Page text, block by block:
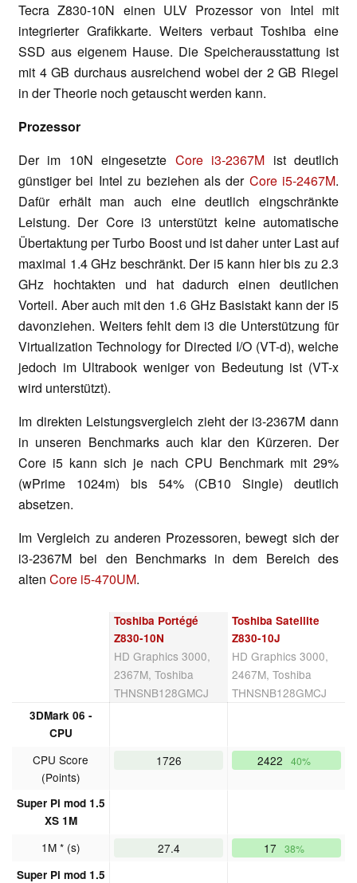
Tecra Z830-10N einen ULV Prozessor von Intel mit
integrierter Grafikkarte. Weiters verbaut Toshiba eine
SSD aus eigenem Hause. Die Speicherausstattung ist
mit 4 GB durchaus ausreichend wobei der 2 GB Riegel
in der Theorie noch getauscht werden kann.
Prozessor
Der im 10N eingesetzte Core i3-2367M ist deutlich
günstiger bei Intel zu beziehen als der Core i5-2467M.
Dafür erhält man auch eine deutlich eingschränkte
Leistung. Der Core i3 unterstützt keine automatische
Übertaktung per Turbo Boost und ist daher unter Last auf
maximal 1.4 GHz beschränkt. Der i5 kann hier bis zu 2.3
GHz hochtakten und hat dadurch einen deutlichen
Vorteil. Aber auch mit den 1.6 GHz Basistakt kann der i5
davonziehen. Weiters fehlt dem i3 die Unterstützung für
Virtualization Technology for Directed I/O (VT-d), welche
jedoch im Ultrabook weniger von Bedeutung ist (VT-x
wird unterstützt).
Im direkten Leistungsvergleich zieht der i3-2367M dann
in unseren Benchmarks auch klar den Kürzeren. Der
Core i5 kann sich je nach CPU Benchmark mit 29%
(wPrime 1024m) bis 54% (CB10 Single) deutlich
absetzen.
Im Vergleich zu anderen Prozessoren, bewegt sich der
i3-2367M bei den Benchmarks in dem Bereich des
alten Core i5-470UM.
Toshiba Portégé
Z830-10N
HD Graphics 3000,
2367M, Toshiba
THNSNB128GMCJ
Toshiba Satellite
Z830-10J
HD Graphics 3000,
2467M, Toshiba
THNSNB128GMCJ
3DMark 06 -
CPU
CPU Score
(Points)
1726 2422 40%
Super Pi mod 1.5
XS 1M
1M * (s) 27.4 17 38%
Super Pi mod 1.5